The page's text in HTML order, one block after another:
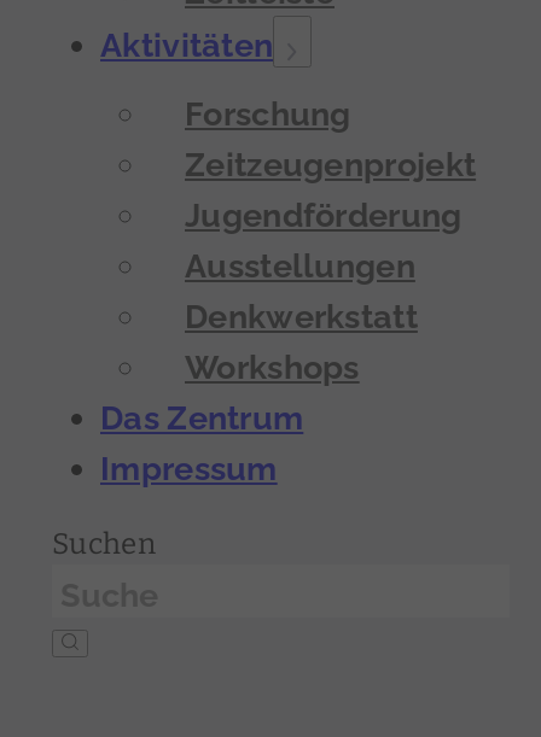
Aktivitäten
Forschung
Zeitzeugenprojekt
Jugendförderung
Ausstellungen
Denkwerkstatt
Workshops
Das Zentrum
Impressum
Suchen